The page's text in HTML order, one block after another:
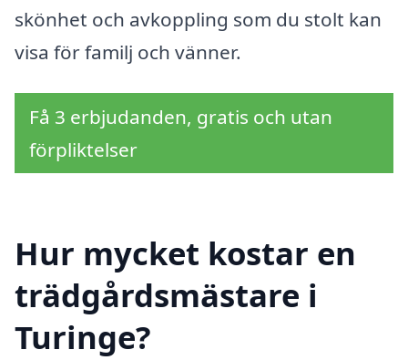
skönhet och avkoppling som du stolt kan
visa för familj och vänner.
Få 3 erbjudanden, gratis och utan
förpliktelser
Hur mycket kostar en
trädgårdsmästare i
Turinge?